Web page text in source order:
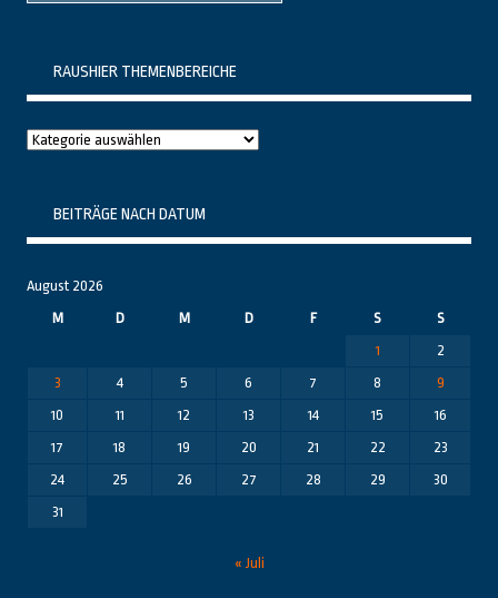
RAUSHIER THEMENBEREICHE
Raushier
BEITRÄGE NACH DATUM
August 2026
M
D M D F S
S
1
2
3
4 5 6 7 8
9
10
11 12 13 14 15
16
17
18 19 20 21 22
23
24
25 26 27 28 29
30
31
« Juli